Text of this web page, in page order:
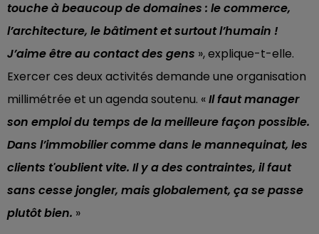
touche à beaucoup de domaines : le commerce,
l’architecture, le bâtiment et surtout l’humain !
J’aime être au contact des gens », explique-t-elle.
Exercer ces deux activités demande une organisation
millimétrée et un agenda soutenu. «Il faut manager
son emploi du temps de la meilleure façon possible.
Dans l’immobilier comme dans le mannequinat, les
clients t'oublient vite. Il y a des contraintes, il faut
sans cesse jongler, mais globalement, ça se passe
plutôt bien. »